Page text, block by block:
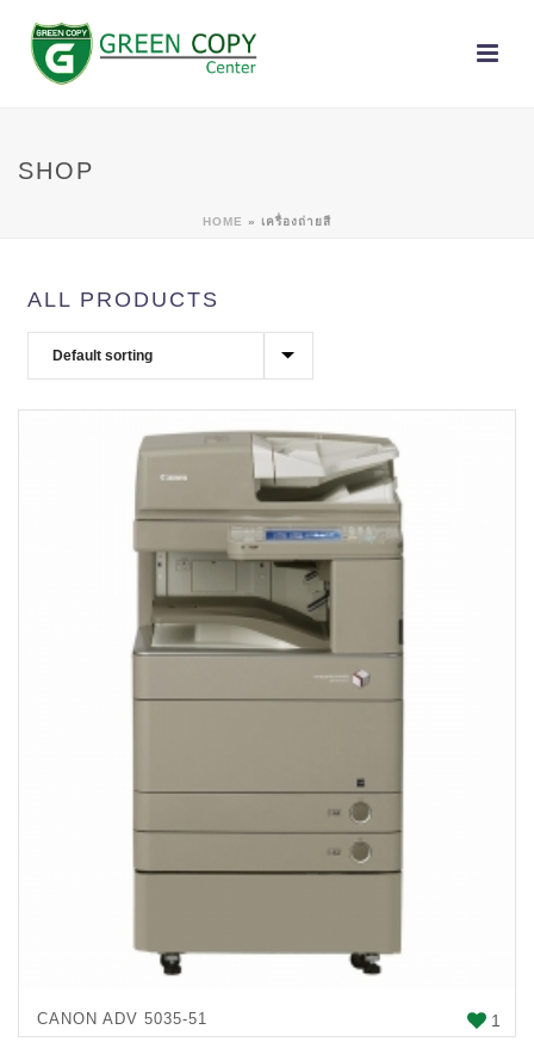
SHOP
HOME » เครื่องถ่ายสี
ALL PRODUCTS
1
CANON ADV 5035-51